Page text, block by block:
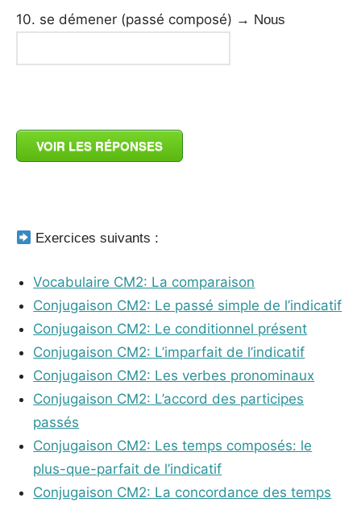
10. se démener (passé composé) → Nous
VOIR LES RÉPONSES
Exercices suivants :
Vocabulaire CM2: La comparaison
Conjugaison CM2: Le passé simple de l’indicatif
Conjugaison CM2: Le conditionnel présent
Conjugaison CM2: L’imparfait de l’indicatif
Conjugaison CM2: Les verbes pronominaux
Conjugaison CM2: L’accord des participes
passés
Conjugaison CM2: Les temps composés: le
plus-que-parfait de l’indicatif
Conjugaison CM2: La concordance des temps